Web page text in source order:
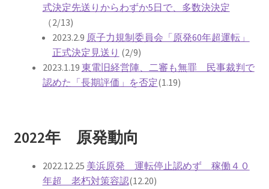
2022.3.13 第11回原発ゼロへのカウントダウンinかわ
さき 集会
2015.3.8 第4回原発ゼロへのカウントダウンinかわさ
き 集会
2016.3 .13 第5回原発ゼロへのカウントダウンinかわさ
2017.3.12 第6回原発ゼロへのカウントダウンinかわさ
式決定先送りからわずか5日で、多数決決定
（2/13)
2023.2.9 原子力規制委員会「原発60年超運転」
正式決定見送り (2/9)
2023.1.19 東電旧経営陣、二審も無罪 民事裁判で
認めた「長期評価」を否定(1.19)
2022年 原発動向
2022.12.25 美浜原発 運転停止認めず 稼働４０
年超 老朽対策容認(12.20)